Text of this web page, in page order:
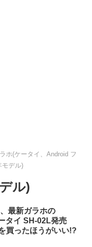
ホ(ケータイ、Android フ
モデル)
ル)
最新ガラホの
タイ SH-02L発売
買ったほうがいい!?